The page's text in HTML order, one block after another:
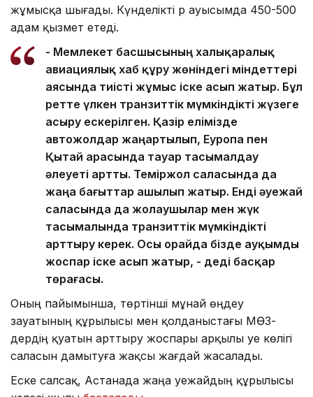
жұмысқа шығады. Күнделікті әр ауысымда 450-500
адам қызмет етеді.
- Мемлекет басшысының халықаралық
авиациялық хаб құру жөніндегі міндеттері
аясында тиісті жұмыс іске асып жатыр. Бұл
ретте үлкен транзиттік мүмкіндікті жүзеге
асыру ескерілген. Қазір елімізде
автожолдар жаңартылып, Еуропа пен
Қытай арасында тауар тасымалдау
әлеуеті артты. Теміржол саласында да
жаңа бағыттар ашылып жатыр. Енді әуежай
саласында да жолаушылар мен жүк
тасымалында транзиттік мүмкіндікті
арттыру керек. Осы орайда бізде ауқымды
жоспар іске асып жатыр, - деді басқар
төрағасы.
Оның пайымынша, төртінші мұнай өңдеу
зауатының құрылысы мен қолданыстағы МӨЗ-
дердің қуатын арттыру жоспары арқылы әуе көлігі
саласын дамытуға жақсы жағдай жасалады.
Еске салсақ, Астанада жаңа әуежайдың құрылысы